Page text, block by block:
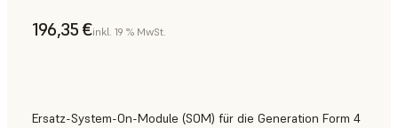
196,35 €inkl. 19 % MwSt.
Ersatz-System-On-Module (SOM) für die Generation Form 4